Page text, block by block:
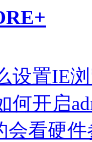
设置IE
何开启
会看硬